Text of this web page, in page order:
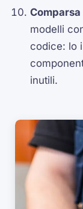
modelli
codice: lo
inutili.